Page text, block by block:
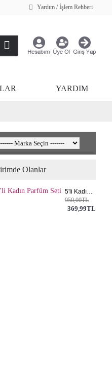
Yardım / İşlem Rehberi
YARDIM
Olanlar
5'li Kadın Parfüm Seti
950,00TL
369,99TL